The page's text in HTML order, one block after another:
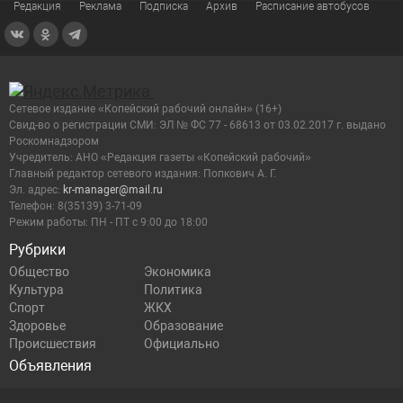
Редакция Реклама Подписка Архив Расписание автобусов
Рубрики
Общество
Экономика
Культура
Политика
Спорт
ЖКХ
Здоровье
Образование
Происшествия
Официально
Объявления
Сетевое издание «Копейский рабочий онлайн» (16+)
Cвид-во о регистрации СМИ: ЭЛ № ФС 77 - 68613 от 03.02.2017 г. выдано
Роскомнадзором
Учредитель: АНО «Редакция газеты «Копейский рабочий»
Главный редактор сетевого издания: Попкович А. Г.
Эл. адрес: kr-manager@mail.ru
Телефон: 8(35139) 3-71-09
Режим работы: ПН - ПТ с 9:00 до 18:00